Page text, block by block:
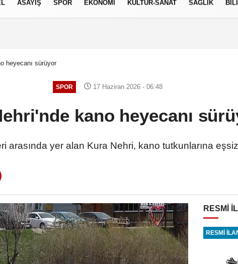
ASAYİŞ SPOR EKONOMİ KÜLTÜR-SANAT SAĞLIK
heyecanı sürüyor
SPOR 17 Haziran 2026 - 06:48
kano heyecanı
arasında yer alan Kura Nehri, kano tutkunlarına
RESMİ
RESMİ